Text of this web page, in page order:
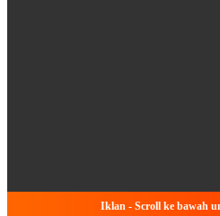
Iklan - Scroll ke bawah